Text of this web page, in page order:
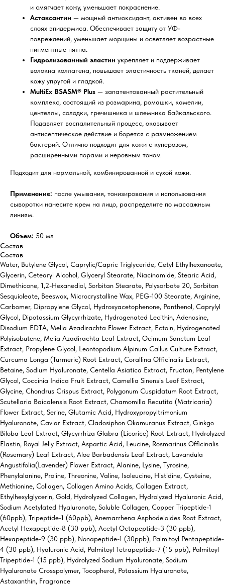
и смягчает кожу, уменьшает покраснение.
Астаксантин — мощный антиоксидант, активен во всех
слоях эпидермиса. Обеспечивает защиту от УФ-
повреждений, уменьшает морщины и осветляет возрастные
пигментные пятна.
Гидролизованный эластин укрепляет и поддерживает
волокна коллагена, повышает эластичность тканей, делает
кожу упругой и гладкой.
MultiEx BSASM® Plus — запатентованный растительный
комплекс, состоящий из розмарина, ромашки, камелии,
центеллы, солодки, гречишника и шлемника байкальского.
Подавляет воспалительный процесс, оказывает
антисептическое действие и борется с размножением
бактерий. Отлично подходит для кожи с куперозом,
расширенными порами и неровным тоном
Подходит для нормальной, комбинированной и сухой кожи.
Применение: после умывания, тонизирования и использования
сыворотки нанесите крем на лицо, распределите по массажным
линиям.
Объем: 50 мл
Состав
Состав
Water, Butylene Glycol, Caprylic/Capric Triglyceride, Cetyl Ethylhexanoate,
Glycerin, Cetearyl Alcohol, Glyceryl Stearate, Niacinamide, Stearic Acid,
Dimethicone, 1,2-Hexanediol, Sorbitan Stearate, Polysorbate 20, Sorbitan
Sesquioleate, Beeswax, Microcrystalline Wax, PEG-100 Stearate, Arginine,
Carbomer, Dipropylene Glycol, Hydroxyacetophenone, Panthenol, Caprylyl
Glycol, Dipotassium Glycyrrhizate, Hydrogenated Lecithin, Adenosine,
Disodium EDTA, Melia Azadirachta Flower Extract, Ectoin, Hydrogenated
Polyisobutene, Melia Azadirachta Leaf Extract, Ocimum Sanctum Leaf
Extract, Propylene Glycol, Leontopodium Alpinum Callus Culture Extract,
Curcuma Longa (Turmeric) Root Extract, Corallina Officinalis Extract,
Betaine, Sodium Hyaluronate, Centella Asiatica Extract, Fructan, Pentylene
Glycol, Coccinia Indica Fruit Extract, Camellia Sinensis Leaf Extract,
Glycine, Chondrus Crispus Extract, Polygonum Cuspidatum Root Extract,
Scutellaria Baicalensis Root Extract, Chamomilla Recutita (Matricaria)
Flower Extract, Serine, Glutamic Acid, Hydroxypropyltrimonium
Hyaluronate, Caviar Extract, Cladosiphon Okamuranus Extract, Ginkgo
Biloba Leaf Extract, Glycyrrhiza Glabra (Licorice) Root Extract, Hydrolyzed
Elastin, Royal Jelly Extract, Aspartic Acid, Leucine, Rosmarinus Officinalis
(Rosemary) Leaf Extract, Aloe Barbadensis Leaf Extract, Lavandula
Angustifolia(Lavender) Flower Extract, Alanine, Lysine, Tyrosine,
Phenylalanine, Proline, Threonine, Valine, Isoleucine, Histidine, Cysteine,
Methionine, Collagen, Collagen Amino Acids, Collagen Extract,
Ethylhexylglycerin, Gold, Hydrolyzed Collagen, Hydrolyzed Hyaluronic Acid,
Sodium Acetylated Hyaluronate, Soluble Collagen, Copper Tripeptide-1
(60ppb), Tripeptide-1 (60ppb), Anemarrhena Asphodeloides Root Extract,
Acetyl Hexapeptide-8 (30 ppb), Acetyl Octapeptide-3 (30 ppb),
Hexapeptide-9 (30 ppb), Nonapeptide-1 (30ppb), Palmitoyl Pentapeptide-
4 (30 ppb), Hyaluronic Acid, Palmitoyl Tetrapeptide-7 (15 ppb), Palmitoyl
Tripeptide-1 (15 ppb), Hydrolyzed Sodium Hyaluronate, Sodium
Hyaluronate Crosspolymer, Tocopherol, Potassium Hyaluronate,
Astaxanthin, Fragrance